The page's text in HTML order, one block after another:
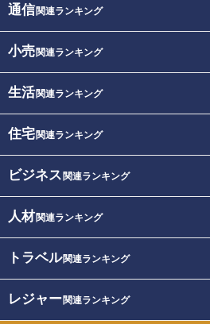
通信関連ランキング
小売関連ランキング
生活関連ランキング
住宅関連ランキング
ビジネス 関連ランキング
人材関連ランキング
トラベル関連ランキング
レジャー関連ランキング